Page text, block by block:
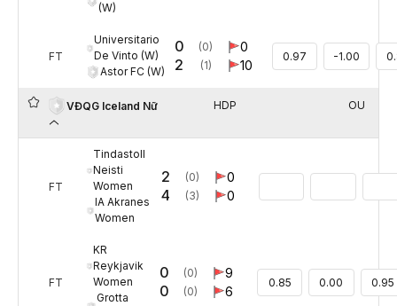
(W)
FT
Universitario
De Vinto (W)
Astor FC (W)
0
2
(0)
(1)
0
10
0.97 -1.00
VĐQG Iceland Nữ HDP OU
FT
Tindastoll
Neisti
Women
IA Akranes
Women
2
4
(0)
(3)
0
0
FT
KR
Reykjavik
Women
Grotta
0
0
(0)
(0)
9
6
0.85 0.00 0.95